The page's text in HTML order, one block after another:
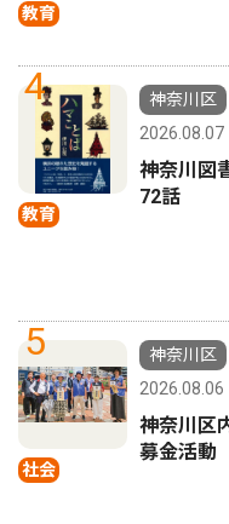
教育
4
教育
神奈川区
2026.08.07
神奈川図
72話
5
社会
神奈川区
2026.08.06
神奈川区
募金活動